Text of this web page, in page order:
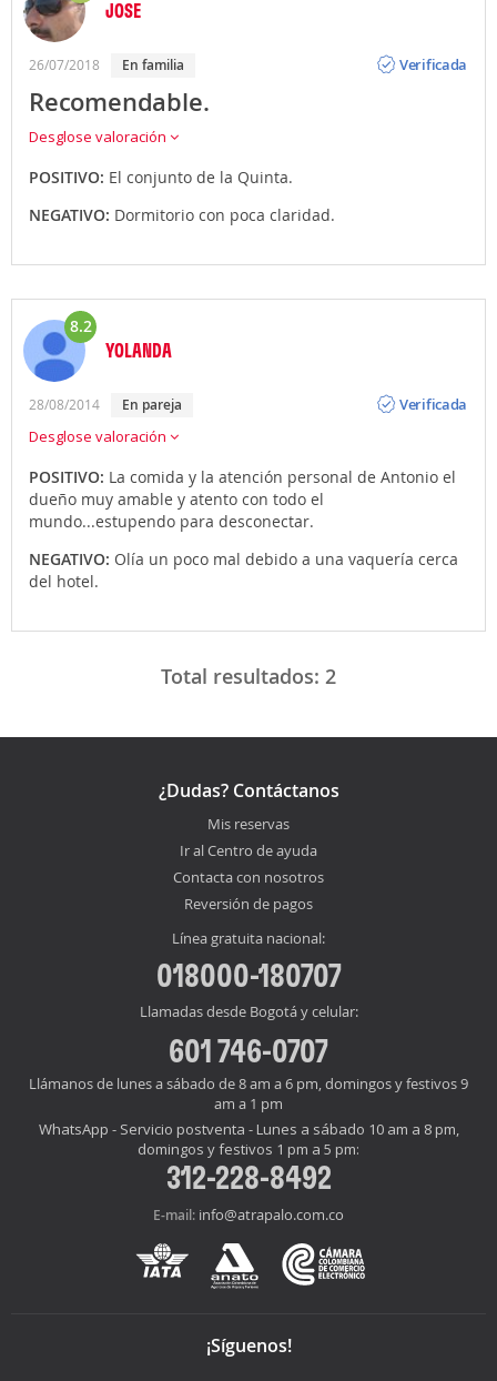
JOSE
26/07/2018 En familia
Verificada
Recomendable.
Desglose valoración
POSITIVO: El conjunto de la Quinta.
NEGATIVO: Dormitorio con poca claridad.
8.2
YOLANDA
28/08/2014 En pareja
Verificada
Desglose valoración
POSITIVO: La comida y la atención personal de Antonio el
dueño muy amable y atento con todo el
mundo...estupendo para desconectar.
NEGATIVO: Olía un poco mal debido a una vaquería cerca
del hotel.
Total resultados: 2
¿Dudas? Contáctanos
Mis reservas
Ir al Centro de ayuda
Contacta con nosotros
Reversión de pagos
Línea gratuita nacional:
018000-180707
Llamadas desde Bogotá y celular:
601 746-0707
Llámanos de lunes a sábado de 8 am a 6 pm, domingos y festivos 9
am a 1 pm
WhatsApp - Servicio postventa - Lunes a sábado 10 am a 8 pm,
domingos y festivos 1 pm a 5 pm:
312-228-8492
E-mail: info@atrapalo.com.co
¡Síguenos!